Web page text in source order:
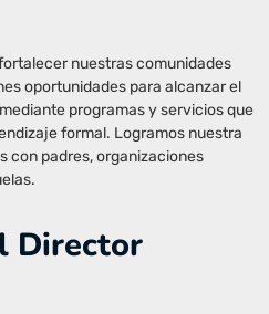
nuestras comunidades
oportunidades para alcanzar el
programas y servicios que
formal. Logramos nuestra
con padres, organizaciones
Director